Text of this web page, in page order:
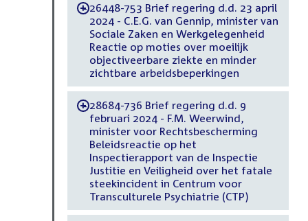
-26448-753 Brief regering d.d. 23 april
2024 - C.E.G. van Gennip, minister van
Sociale Zaken en Werkgelegenheid
Reactie op moties over moeilijk
objectiveerbare ziekte en minder
zichtbare arbeidsbeperkingen
-28684-736 Brief regering d.d. 9
februari 2024 - F.M. Weerwind,
minister voor Rechtsbescherming
Beleidsreactie op het
Inspectierapport van de Inspectie
Justitie en Veiligheid over het fatale
steekincident in Centrum voor
Transculturele Psychiatrie (CTP)